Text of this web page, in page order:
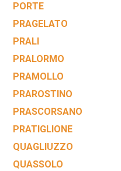
PORTE
PRAGELATO
PRALI
PRALORMO
PRAMOLLO
PRAROSTINO
PRASCORSANO
PRATIGLIONE
QUAGLIUZZO
QUASSOLO